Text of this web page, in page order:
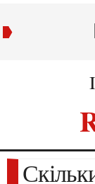
Скільки чекає посилка на